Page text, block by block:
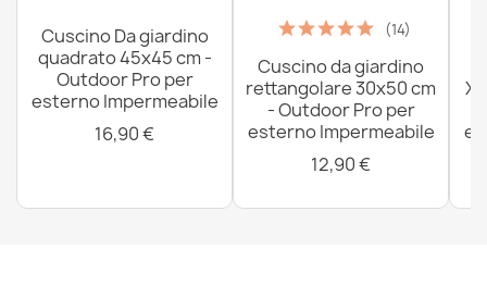
Cuscino Da giardino
quadrato 45x45 cm -
Outdoor Pro per
esterno Impermeabile
16,90 €
(14)
Cuscino da giardino
rettangolare 30x50 cm
- Outdoor Pro per
esterno Impermeabile
12,90 €